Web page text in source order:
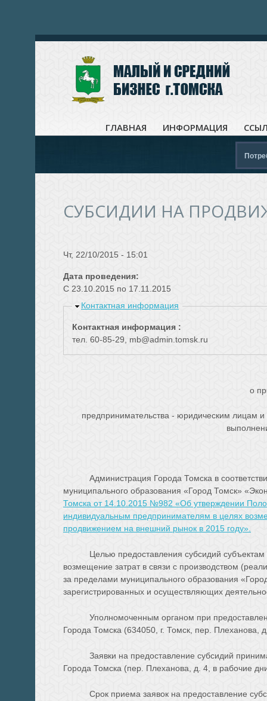
ГЛАВНАЯ ИНФОРМАЦИЯ
СУБСИДИИ НА
Чт, 22/10/2015 - 15:01
Дата проведения:
С 23.10.2015 по 17.11.2015
Скрыть
Контактная информация
Контактная информация :
тел. 60-85-29, mb@admin.tomsk.ru
о
предпринимательства - юридическим лицам
Администрация Города Томска в
муниципального образования «Город Томск»
Томска от 14.10.2015 №982 «Об утверждении
индивидуальным предпринимателям в целях
продвижением на внешний рынок в 2015 году».
Целью предоставления субсидий
возмещение затрат в связи с производством
за пределами муниципального образования
зарегистрированных и осуществляющих
Уполномоченным органом при
Города Томска (634050, г. Томск, пер. Плеханова,
Заявки на предоставление субсидий
Города Томска (пер. Плеханова, д. 4, в рабочие
Срок приема заявок на предоставление